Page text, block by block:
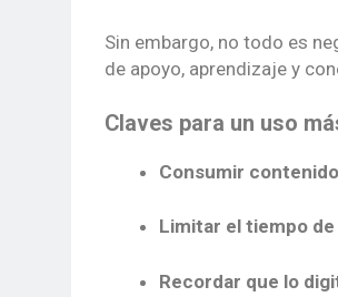
Sin embargo, no todo es
de apoyo, aprendizaje y
Claves para un uso
Consumir
Limitar el tiempo de
Recordar que lo